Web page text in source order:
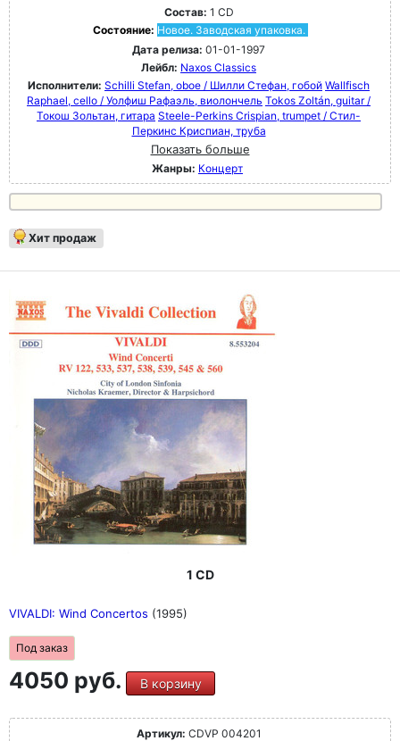
Состав: 1 CD
Состояние: Новое. Заводская упаковка.
Дата релиза: 01-01-1997
Лейбл: Naxos Classics
Исполнители: Schilli Stefan, oboe / Шилли Стефан, гобой Wallfisch
Raphael, cello / Уолфиш Рафаэль, виолончель Tokos Zoltán, guitar /
Токош Зольтан, гитара Steele-Perkins Crispian, trumpet / Стил-
Перкинс Криспиан, труба
Показать больше
Жанры: Концерт
Хит продаж
1 CD
VIVALDI: Wind Concertos (1995)
Под заказ
4050 руб. В корзину
Артикул: CDVP 004201